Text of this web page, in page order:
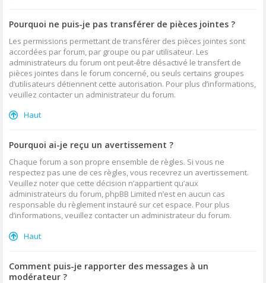
Pourquoi ne puis-je pas transférer de pièces jointes ?
Les permissions permettant de transférer des pièces jointes sont
accordées par forum, par groupe ou par utilisateur. Les
administrateurs du forum ont peut-être désactivé le transfert de
pièces jointes dans le forum concerné, ou seuls certains groupes
d’utilisateurs détiennent cette autorisation. Pour plus d’informations,
veuillez contacter un administrateur du forum.
Haut
Pourquoi ai-je reçu un avertissement ?
Chaque forum a son propre ensemble de règles. Si vous ne
respectez pas une de ces règles, vous recevrez un avertissement.
Veuillez noter que cette décision n’appartient qu’aux
administrateurs du forum, phpBB Limited n’est en aucun cas
responsable du règlement instauré sur cet espace. Pour plus
d’informations, veuillez contacter un administrateur du forum.
Haut
Comment puis-je rapporter des messages à un
modérateur ?